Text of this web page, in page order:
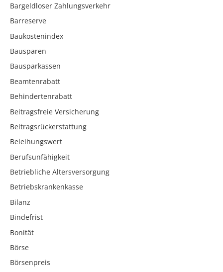
Bargeldloser Zahlungsverkehr
Barreserve
Baukostenindex
Bausparen
Bausparkassen
Beamtenrabatt
Behindertenrabatt
Beitragsfreie Versicherung
Beitragsrückerstattung
Beleihungswert
Berufsunfähigkeit
Betriebliche Altersversorgung
Betriebskrankenkasse
Bilanz
Bindefrist
Bonität
Börse
Börsenpreis